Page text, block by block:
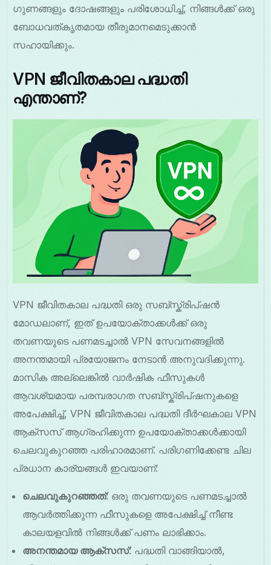
ഗുണങ്ങളും ദോഷങ്ങളും പരിശോധിച്ച്, നിങ്ങൾക്ക് ഒരു
ബോധവത്കൃതമായ തീരുമാനമെടുക്കാൻ
സഹായിക്കും.
VPN ജീവിതകാല പദ്ധതി
എന്താണ്?
VPN ജീവിതകാല പദ്ധതി ഒരു സബ്സ്ക്രിപ്ഷൻ
മോഡലാണ്, ഇത് ഉപയോക്താക്കൾക്ക് ഒരു
തവണയുടെ പണമടച്ചാൽ VPN സേവനങ്ങളിൽ
അനന്തമായി പ്രയോജനം നേടാൻ അനുവദിക്കുന്നു.
മാസിക അല്ലെങ്കിൽ വാർഷിക ഫീസുകൾ
ആവശ്യമായ പരമ്പരാഗത സബ്സ്ക്രിപ്ഷനുകളെ
അപേക്ഷിച്ച്, VPN ജീവിതകാല പദ്ധതി ദീർഘകാല VPN
ആക്സസ് ആഗ്രഹിക്കുന്ന ഉപയോക്താക്കൾക്കായി
ചെലവുകുറഞ്ഞ പരിഹാരമാണ്. പരിഗണിക്കേണ്ട ചില
പ്രധാന കാര്യങ്ങൾ ഇവയാണ്:
ചെലവുകുറഞ്ഞത്: ഒരു തവണയുടെ പണമടച്ചാൽ
ആവർത്തിക്കുന്ന ഫീസുകളെ അപേക്ഷിച്ച് നീണ്ട
കാലയളവിൽ നിങ്ങൾക്ക് പണം ലാഭിക്കാം.
അനന്തമായ ആക്സസ്: പദ്ധതി വാങ്ങിയാൽ,